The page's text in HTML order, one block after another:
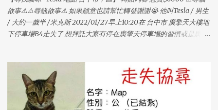
啟事⚠️⚠️尋貓啟事⚠️ 如果願意也請幫忙轉發謝謝😭 他叫Tesla / 男生
/ 大約一歲半 /米克斯 2022/01/27早上10:20在 台中市 廣擎天大樓地
下停車場B4走失了 想拜託大家有停在廣擎天停車場的習慣或是廣擎
大動作，他很喜歡吃鱈魚香絲，在家只要聽到包裝聲他就會過來
吃。 也有可能躲在車子底下管線，可以的話請大家幫忙注意，謝謝
大家🙏🏻🙏🏻🙏🏻🙏🏻🙏🏻 如果有找到或看到請聯絡 0976382707
（趙小姐） 0916917598（謝小姐） 再麻煩大家幫忙謝謝大家。